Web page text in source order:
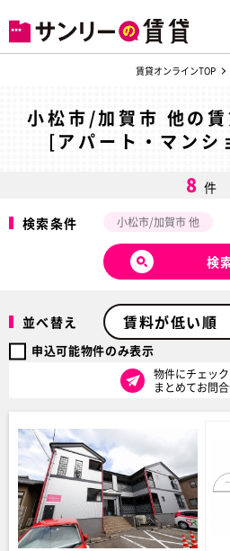
賃貸オンラインTOP
小松市/加賀市 他の
[アパート・マンシ
8 件
検索条件
小松市/加賀市 他
検
並べ替え
申込可能物件のみ表示
物件にチェック
まとめてお問合